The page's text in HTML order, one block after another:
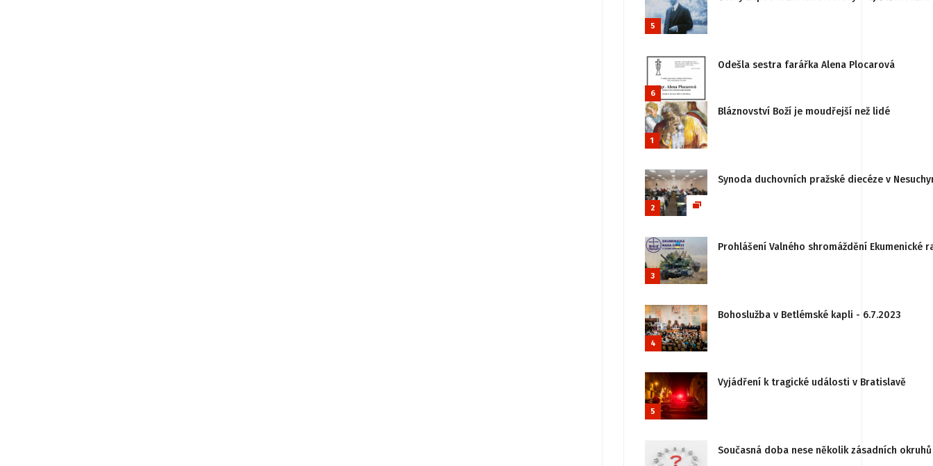
5
6
Odešla sestra farářka Alena Plocarová
1
Bláznovství Boží je moudřejší než lidé
2
Synoda duchovních pražské diecéze v
3
Prohlášení Valného shromáždění
4
Bohoslužba v Betlémské kapli - 6.7.2023
5
Vyjádření k tragické události v Bratislavě
Současná doba nese několik zásadních